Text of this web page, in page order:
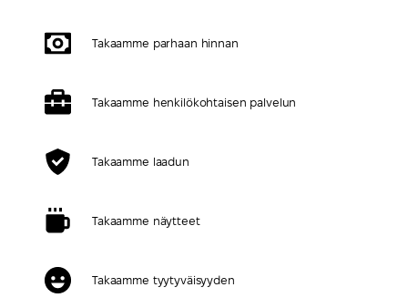
Takaamme parhaan hinnan
Takaamme henkilökohtaisen palvelun
Takaamme laadun
Takaamme näytteet
Takaamme tyytyväisyyden